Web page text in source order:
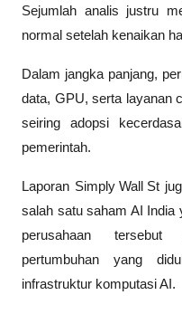
Sejumlah analis justru
normal setelah kenaikan
Dalam jangka panjang,
data, GPU, serta layanan
seiring adopsi
pemerintah.
Laporan Simply Wall St
salah satu saham AI India
perusahaan tersebut
pertumbuhan yang
infrastruktur komputasi AI.